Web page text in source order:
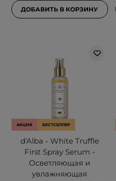
ДОБАВИТЬ В КОРЗИНУ
АКЦИЯ БЕСТСЕЛЛЕР
d'Alba - White Truffle
First Spray Serum -
Осветляющая и
увлажняющая